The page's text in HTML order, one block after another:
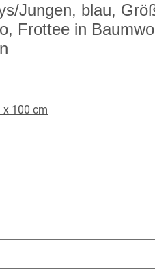
Jungen, blau,
Frottee in
x 100 cm